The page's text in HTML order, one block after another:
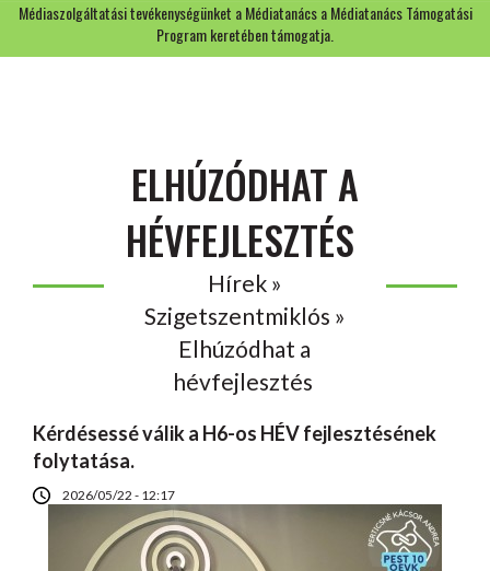
Médiaszolgáltatási tevékenységünket a Médiatanács a Médiatanács Támogatási
Program keretében támogatja.
ELHÚZÓDHAT A
HÉVFEJLESZTÉS
Hírek »
Szigetszentmiklós »
Elhúzódhat a
hévfejlesztés
Kérdésessé válik a H6-os HÉV fejlesztésének
folytatása.
2026/05/22 - 12:17